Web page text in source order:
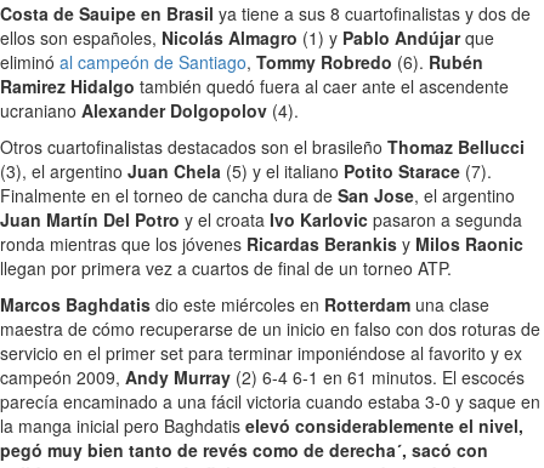
Costa de Sauipe en Brasil ya tiene a sus 8 cuartofinalistas y dos de
ellos son españoles, Nicolás Almagro (1) y Pablo Andújarque
eliminó al campeón de Santiago, Tommy Robredo (6). Rubén
Ramirez Hidalgo también quedó fuera al caer ante el ascendente
ucraniano Alexander Dolgopolov (4).
Otros cuartofinalistas destacados son el brasileño Thomaz Bellucci
(3), el argentino Juan Chela (5) y el italiano Potito Starace (7).
Finalmente en el torneo de cancha dura de San Jose, el argentino
Juan Martín Del Potro y el croata Ivo Karlovic pasaron a segunda
ronda mientras que los jóvenes Ricardas Berankis y Milos Raonic
llegan por primera vez a cuartos de final de un torneo ATP.
Marcos Baghdatis dio este miércoles en Rotterdam una clase
maestra de cómo recuperarse de un inicio en falso con dos roturas de
servicio en el primer set para terminar imponiéndose al favorito y ex
campeón 2009, Andy Murray (2) 6-4 6-1 en 61 minutos. El escocés
parecía encaminado a una fácil victoria cuando estaba 3-0 y saque en
la manga inicial pero Baghdatis elevó considerablemente el nivel,
pegó muy bien tanto de revés como de derecha´, sacó con